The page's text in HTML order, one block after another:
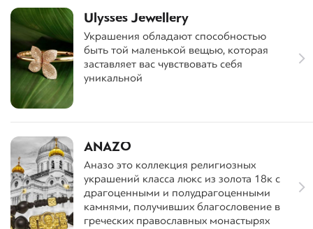
Ulysses Jewellery
Украшения обладают способностью
быть той маленькой вещью, которая
заставляет вас чувствовать себя
уникальной
ANAZO
Аназо это коллекция религиозных
украшений класса люкс из золота 18к с
драгоценными и полудрагоценными
камнями, получивших благословение в
греческих православных монастырях